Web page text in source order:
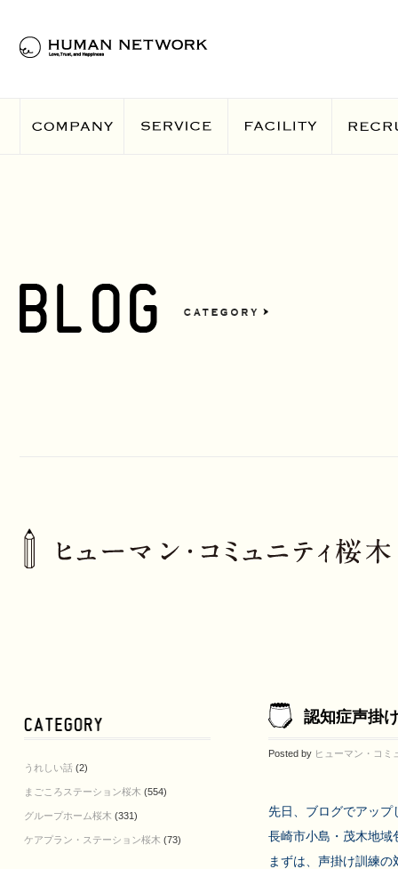
うれしい話 (2)
まごころステーション桜木 (554)
グループホーム桜木 (331)
ケアプラン・ステーション桜木 (73)
認知症声掛
Posted by ヒューマン・コミ
先日、ブログでアップ
長崎市小島・茂木地
まずは、声掛け訓練